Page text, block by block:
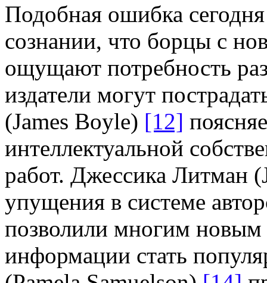
Подобная ошибка
сознании, что борцы с
ощущают потребность
издатели могут
(James Boyle) [12]
интеллектуальной
работ. Джессика Литман
упущения в системе
позволили многим новым
информации стать